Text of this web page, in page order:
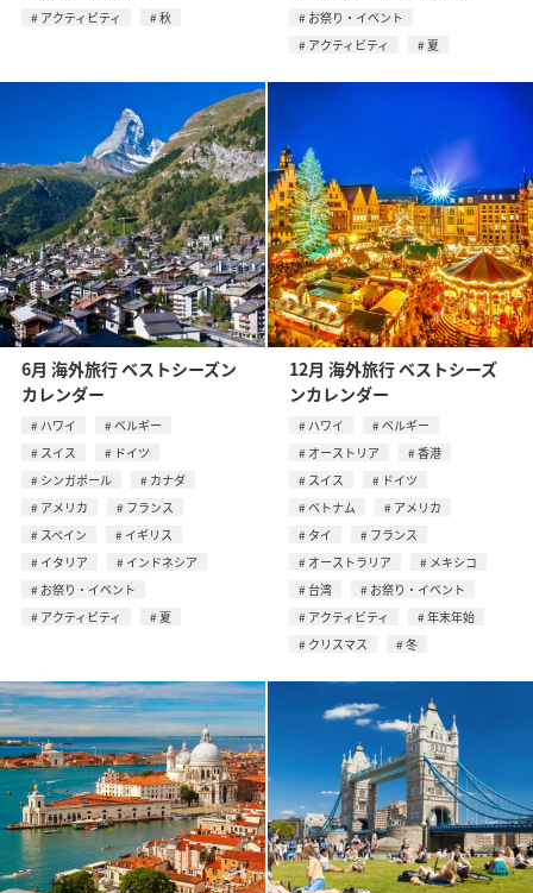
アクティビティ
秋
お祭り・イベント
アクティビティ
夏
6月 海外旅行 ベストシーズン
カレンダー
ハワイ
ベルギー
スイス
ドイツ
シンガポール
カナダ
アメリカ
フランス
スペイン
イギリス
イタリア
インドネシア
お祭り・イベント
アクティビティ
夏
12月 海外旅行 ベストシーズ
ンカレンダー
ハワイ
ベルギー
オーストリア
香港
スイス
ドイツ
ベトナム
アメリカ
タイ
フランス
オーストラリア
メキシコ
台湾
お祭り・イベント
アクティビティ
年末年始
クリスマス
冬